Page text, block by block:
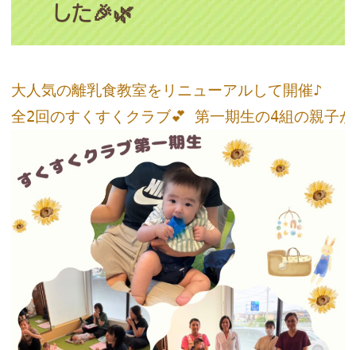
した🎉🌿
大人気の離乳食教室をリニューアルして開催♪